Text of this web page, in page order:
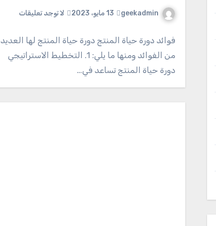
geekadmin 13 مايو، 2023 لا توجد تعليقات
فوائد دورة حياة المنتج دورة حياة المنتج لها العديد
من الفوائد ومنها ما يلي: 1. التخطيط الاستراتيجي
دورة حياة المنتج تساعد في…